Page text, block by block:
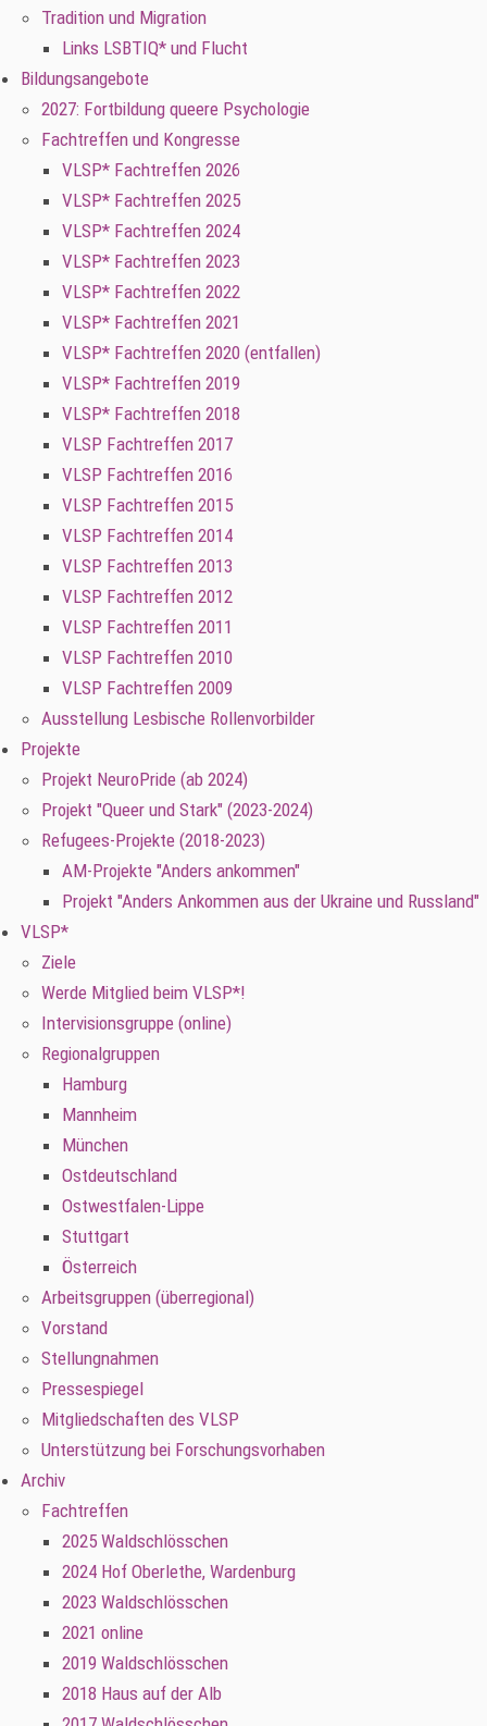
Tradition und Migration
Links LSBTIQ* und Flucht
Bildungsangebote
2027: Fortbildung queere Psychologie
Fachtreffen und Kongresse
VLSP* Fachtreffen 2026
VLSP* Fachtreffen 2025
VLSP* Fachtreffen 2024
VLSP* Fachtreffen 2023
VLSP* Fachtreffen 2022
VLSP* Fachtreffen 2021
VLSP* Fachtreffen 2020 (entfallen)
VLSP* Fachtreffen 2019
VLSP* Fachtreffen 2018
VLSP Fachtreffen 2017
VLSP Fachtreffen 2016
VLSP Fachtreffen 2015
VLSP Fachtreffen 2014
VLSP Fachtreffen 2013
VLSP Fachtreffen 2012
VLSP Fachtreffen 2011
VLSP Fachtreffen 2010
VLSP Fachtreffen 2009
Ausstellung Lesbische Rollenvorbilder
Projekte
Projekt NeuroPride (ab 2024)
Projekt "Queer und Stark" (2023-2024)
Refugees-Projekte (2018-2023)
AM-Projekte "Anders ankommen"
Projekt "Anders Ankommen aus der Ukraine und Russland"
VLSP*
Ziele
Werde Mitglied beim VLSP*!
Intervisionsgruppe (online)
Regionalgruppen
Hamburg
Mannheim
München
Ostdeutschland
Ostwestfalen-Lippe
Stuttgart
Österreich
Arbeitsgruppen (überregional)
Vorstand
Stellungnahmen
Pressespiegel
Mitgliedschaften des VLSP
Unterstützung bei Forschungsvorhaben
Archiv
Fachtreffen
2025 Waldschlösschen
2024 Hof Oberlethe, Wardenburg
2023 Waldschlösschen
2021 online
2019 Waldschlösschen
2018 Haus auf der Alb